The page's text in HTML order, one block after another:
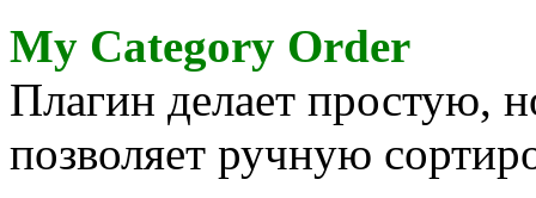
My Category Order
Плагин делает простую,
позволяет ручную